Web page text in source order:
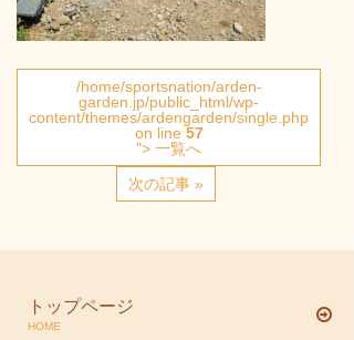
/home/sportsnation/arden-
garden.jp/public_html/wp-
content/themes/ardengarden/single.php
on line 57
"> 一覧へ
次の記事 »
トップページ
HOME